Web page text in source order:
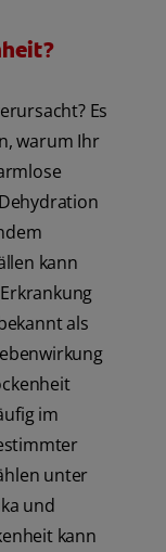
Es
warum Ihr
kann
als
im
unter
und
kann